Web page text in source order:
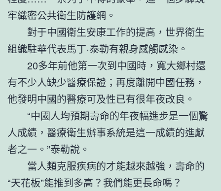
牢織密公共衛生防護網。
對于中國衛生安康工作的提高，世界衛生
組織駐華代表馬丁·泰勒有親身感觸感染。
20多年前他第一次到中國時，寬大鄉村還
有不少人缺少醫療保證；再度離開中國任務，
他發明中國的醫療可及性已有很年夜改良。
“中國人均預期壽命的年夜幅進步是一個驚
人成績，醫療衛生辦事系統是這一成績的進獻
者之一。”泰勒說。
當人類克服疾病的才能越來越強，壽命的
“天花板”能推到多高？我們能更長命嗎？